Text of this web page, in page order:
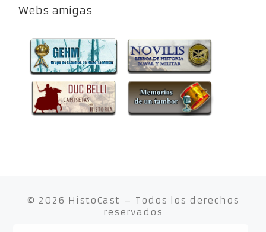
Webs amigas
© 2026 HistoCast – Todos los derechos
reservados